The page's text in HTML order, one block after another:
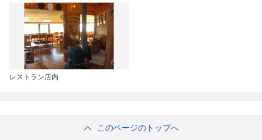
レストラン店内
このページのトップへ